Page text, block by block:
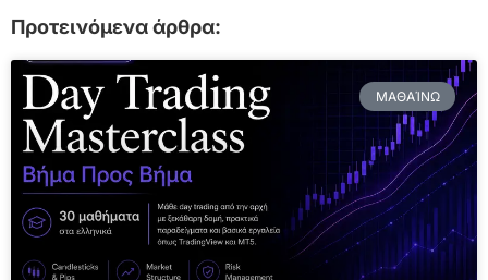
Προτεινόμενα άρθρα:
ΜΑΘΑΊΝΩ